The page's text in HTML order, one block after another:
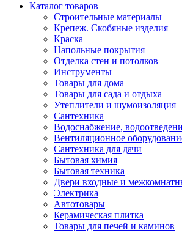
Каталог товаров
Строительные материалы
Крепеж. Скобяные изделия
Краска
Напольные покрытия
Отделка стен и потолков
Инструменты
Товары для дома
Товары для сада и отдыха
Утеплители и шумоизоляция
Сантехника
Водоснабжение,
Вентиляционное
Сантехника для дачи
Бытовая химия
Бытовая техника
Двери входные и
Электрика
Автотовары
Керамическая плитка
Товары для печей и каминов